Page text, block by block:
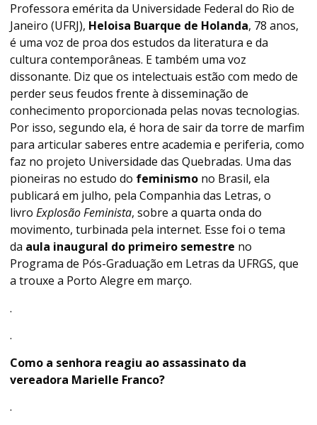
Professora emérita da Universidade Federal do Rio de
Janeiro (UFRJ), Heloisa Buarque de Holanda, 78 anos,
é uma voz de proa dos estudos da literatura e da
cultura contemporâneas. E também uma voz
dissonante. Diz que os intelectuais estão com medo de
perder seus feudos frente à disseminação de
conhecimento proporcionada pelas novas tecnologias.
Por isso, segundo ela, é hora de sair da torre de marfim
para articular saberes entre academia e periferia, como
faz no projeto Universidade das Quebradas. Uma das
pioneiras no estudo do feminismo no Brasil, ela
publicará em julho, pela Companhia das Letras, o
livroExplosão Feminista, sobre a quarta onda do
movimento, turbinada pela internet. Esse foi o tema
da aula inaugural do primeiro semestre no
Programa de Pós-Graduação em Letras da UFRGS, que
a trouxe a Porto Alegre em março.
.
.
Como a senhora reagiu ao assassinato da
vereadora Marielle Franco?
.